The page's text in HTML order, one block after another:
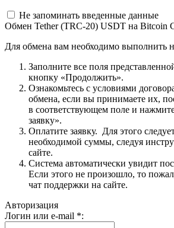
Не запоминать введенные данные
Обмен Tether (TRC-20) USDT на Bitcoin
Для обмена вам необходимо выполнить
Заполните все поля
кнопку «Продолжить».
Ознакомьтесь с условиями
обмена, если вы принимаете их,
в соответствующем поле и
заявку».
Оплатите заявку. Для этого
необходимой суммы, следуя
сайте.
Система автоматически увидит
Если этого не произошло, то
чат поддержки на сайте.
Авторизация
Логин или e-mail *: